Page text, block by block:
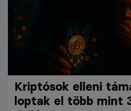
Kriptósok elleni
loptak el több mint